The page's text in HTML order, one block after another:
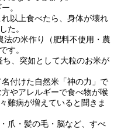
。
以上食べたら、身体が壊れ
た。
法の米作り（肥料不使用・農
す。
、突如として大粒のお米が
付けた自然米「神の力」で
やアレルギーで食べ物が喉
難病が増えていると聞きま
爪・髪の毛・脳など、すべ